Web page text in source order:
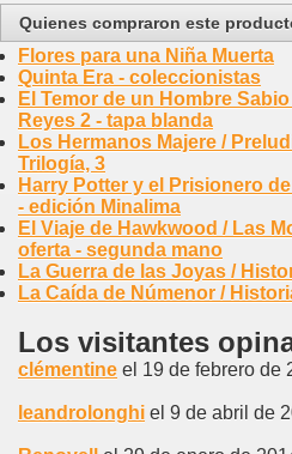
Quienes compraron este
Flores para una Niña Muerta
Quinta Era - coleccionistas
El Temor de un Hombre
Reyes 2 - tapa blanda
Los Hermanos Majere /
Trilogía, 3
Harry Potter y el Prisionero
- edición Minalima
El Viaje de Hawkwood / Las
oferta - segunda mano
La Guerra de las Joyas /
La Caída de Númenor /
Los visitantes
clémentine el 19 de febrero de
leandrolonghi el 9 de abril de